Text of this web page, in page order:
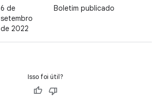
6 de
setembro
de 2022
Boletim publicado
Isso foi útil?